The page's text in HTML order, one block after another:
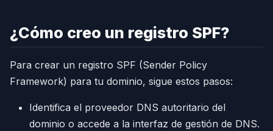
¿Cómo creo un registro SPF?
Para crear un registro SPF (Sender Policy
Framework) para tu dominio, sigue estos pasos:
Identifica el proveedor DNS autoritario del
dominio o accede a la interfaz de gestión de DNS.